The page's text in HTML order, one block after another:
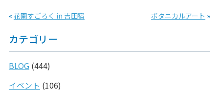
« 花園すごろく in 吉田宿 ボタニカルアート »
カテゴリー
BLOG(444)
イベント (106)